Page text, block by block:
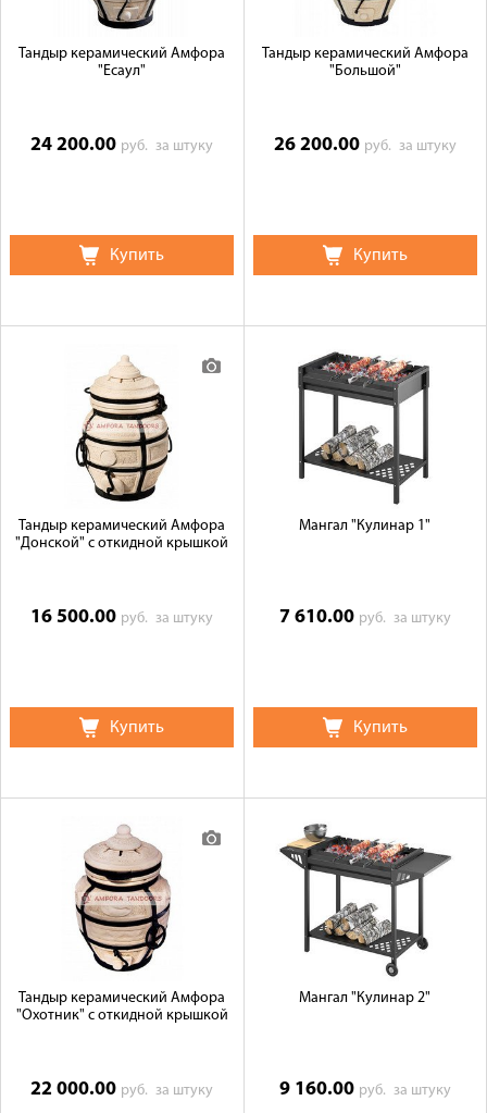
Тандыр керамический Амфора
"Есаул"
24 200.00 руб.за штуку
Купить
Тандыр керамический Амфора
"Большой"
26 200.00 руб. за штуку
Купить
Тандыр керамический Амфора
"Донской" с откидной крышкой
16 500.00 руб.за штуку
Купить
Мангал "Кулинар 1"
7 610.00 руб. за штуку
Купить
Тандыр керамический Амфора
"Охотник" с откидной крышкой
22 000.00 руб.за штуку
Мангал "Кулинар 2"
9 160.00 руб. за штуку